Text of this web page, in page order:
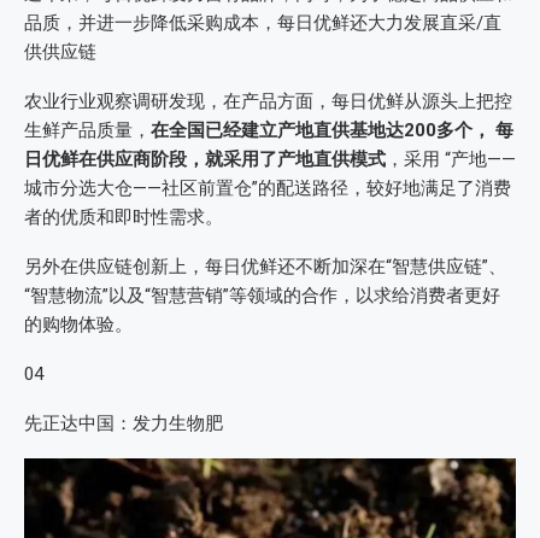
品质，并进一步降低采购成本，每日优鲜还大力发展直采/直
供供应链
农业行业观察调研发现，在产品方面，每日优鲜从源头上把控
生鲜产品质量， 在全国已经建立产地直供基地达200多个， 每
日优鲜在供应商阶段，就采用了产地直供模式 ，采用 “产地——
城市分选大仓——社区前置仓”的配送路径，较好地满足了消费
者的优质和即时性需求。
另外在供应链创新上，每日优鲜还不断加深在“智慧供应链”、
“智慧物流”以及“智慧营销”等领域的合作，以求给消费者更好
的购物体验。
04
先正达中国：发力生物肥